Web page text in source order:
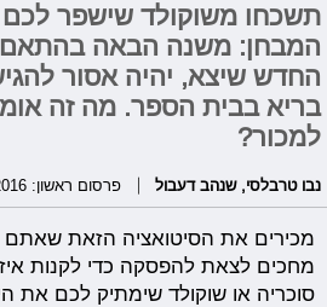
תשכחו משוקולד שישפר לכם
המבחן: משנה הבאה בהתאם
החדש שיצא, יהיה אסור
בריא בבית הספר. מה זה
למכור?
נבו טרבלסי,שנהב דעבול פרסום ראשון: 04/04/2016, 17:02
מכירים את הסיטואציה הזאת שאתם
מחכים לצאת להפסקה כדי לקנות
סוכריה או שוקולד שימתיק לכם את